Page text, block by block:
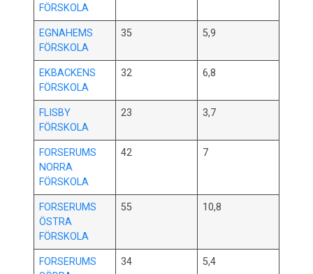
FÖRSKOLA
EGNAHEMS
FÖRSKOLA
35 5,9
EKBACKENS
FÖRSKOLA
32 6,8
FLISBY
FÖRSKOLA
23 3,7
FORSERUMS
NORRA
FÖRSKOLA
42 7
FORSERUMS
ÖSTRA
FÖRSKOLA
55 10,8
FORSERUMS
34 5,4